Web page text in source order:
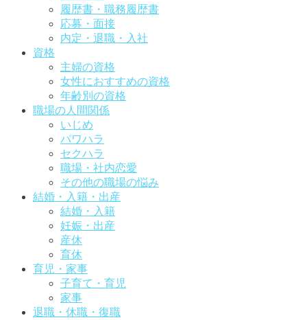
履歴書・職務履歴書
応募・面接
内定・退職・入社
資格
主婦の資格
女性におすすめの資格
年齢別の資格
職場の人間関係
いじめ
パワハラ
セクハラ
職場・社内恋愛
その他の職場の悩み
結婚・入籍・出産
結婚・入籍
妊娠・出産
産休
育休
育児・家事
子育て・育児
家事
退職・休職・復職